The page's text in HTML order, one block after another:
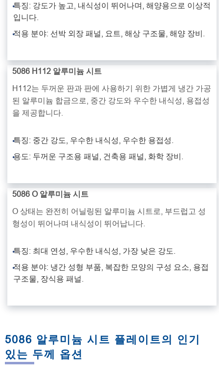
특징: 강도가 높고, 내식성이 뛰어나며, 해양용으로 이상적
입니다.
적용 분야: 선박 외장 패널, 요트, 해상 구조물, 해양 장비.
5086 H112 알루미늄 시트
H112는 두꺼운 판과 판에 사용하기 위한 가볍게 냉간 가공
된 알루미늄 합금으로, 중간 강도와 우수한 내식성, 용접성
을 제공합니다.
특징: 중간 강도, 우수한 내식성, 우수한 용접성.
용도: 두꺼운 구조용 패널, 건축용 패널, 화학 장비.
5086 O 알루미늄 시트
O 상태는 완전히 어닐링된 알루미늄 시트로, 부드럽고 성
형성이 뛰어나며 내식성이 뛰어납니다.
특징: 최대 연성, 우수한 내식성, 가장 낮은 강도.
적용 분야: 냉간 성형 부품, 복잡한 모양의 구성 요소, 용접
구조물, 장식용 패널.
5086 알루미늄 시트 플레이트의 인기
있는 두께 옵션